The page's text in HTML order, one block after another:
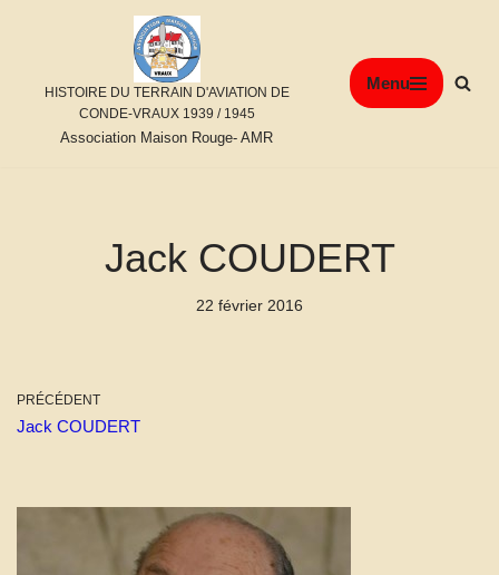
HISTOIRE DU TERRAIN D'AVIATION DE
CONDE-VRAUX 1939 / 1945
Association Maison Rouge- AMR
Menu
Jack COUDERT
22 février 2016
PRÉCÉDENT
Jack COUDERT